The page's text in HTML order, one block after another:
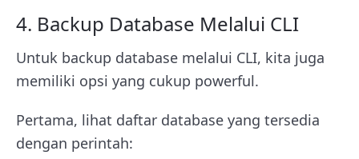
4. Backup Database Melalui CLI
Untuk backup database melalui CLI, kita juga
memiliki opsi yang cukup powerful.
Pertama, lihat daftar database yang tersedia
dengan perintah: